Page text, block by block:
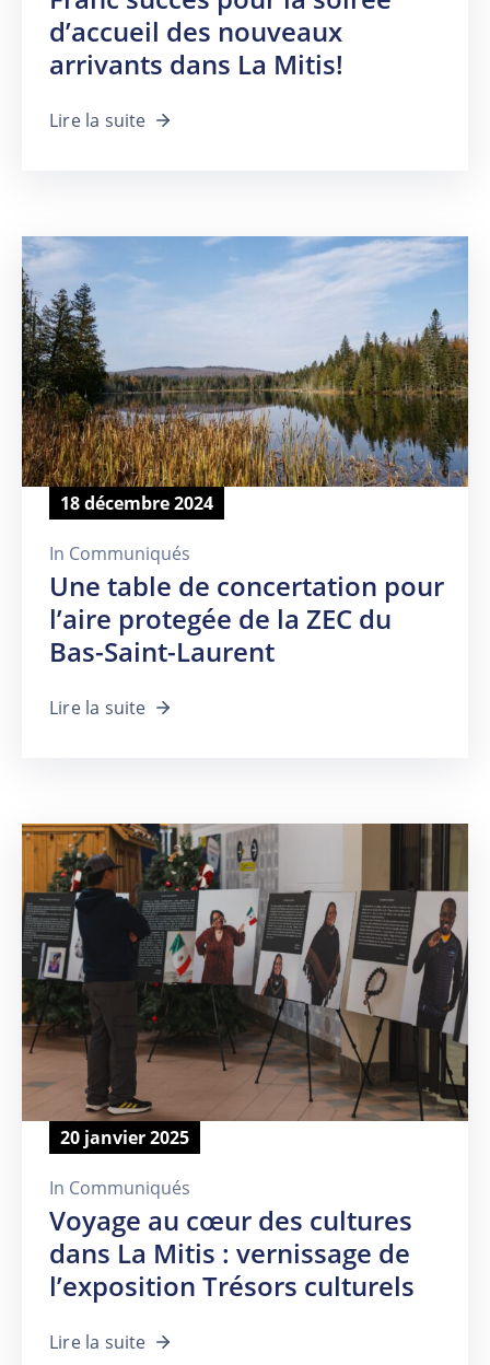
d’accueil des nouveaux
arrivants dans La Mitis!
Lire la suite
18 décembre 2024
In Communiqués
Une table de concertation pour
l’aire protegée de la ZEC du
Bas-Saint-Laurent
Lire la suite
20 janvier 2025
In Communiqués
Voyage au cœur des cultures
dans La Mitis : vernissage de
l’exposition Trésors culturels
Lire la suite